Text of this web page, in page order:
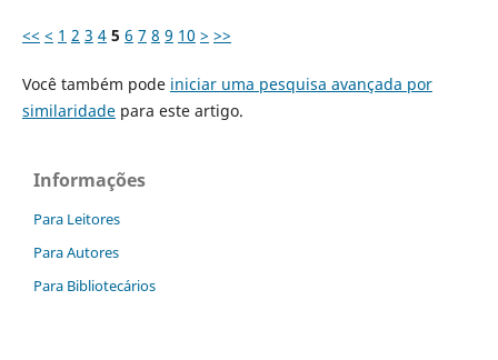
<< < 1 2 3 4 5 6 7 8 9 10 > >>
Você também pode iniciar uma pesquisa avançada por
similaridadepara este artigo.
Informações
Para Leitores
Para Autores
Para Bibliotecários